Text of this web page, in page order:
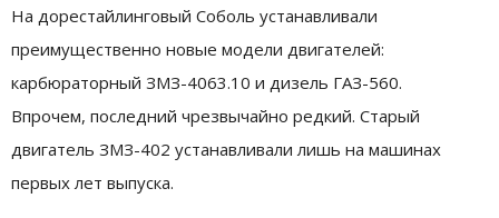
На дорестайлинговый Соболь устанавливали
преимущественно новые модели двигателей:
карбюраторный ЗМЗ-4063.10 и дизель ГАЗ-560.
Впрочем, последний чрезвычайно редкий. Старый
двигатель ЗМЗ-402 устанавливали лишь на машинах
первых лет выпуска.